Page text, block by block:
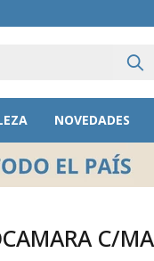
NOVEDADES
C/